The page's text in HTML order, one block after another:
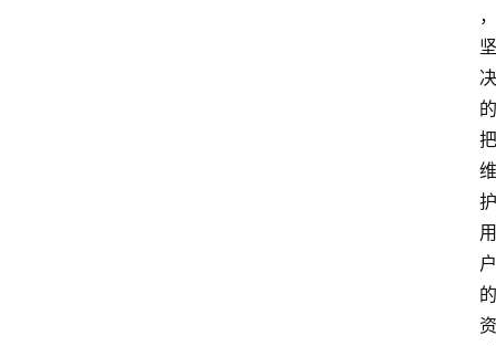
，
坚
决
的
把
维
护
用
户
的
资